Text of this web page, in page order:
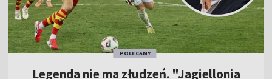
POLECAMY
Legenda nie ma złudzeń. "Jagiellonia